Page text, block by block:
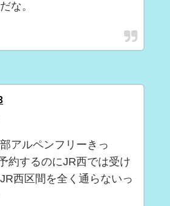
な。
アルペンフリーきっ
約するのにJR西では受け
西区間を全く通らないっ